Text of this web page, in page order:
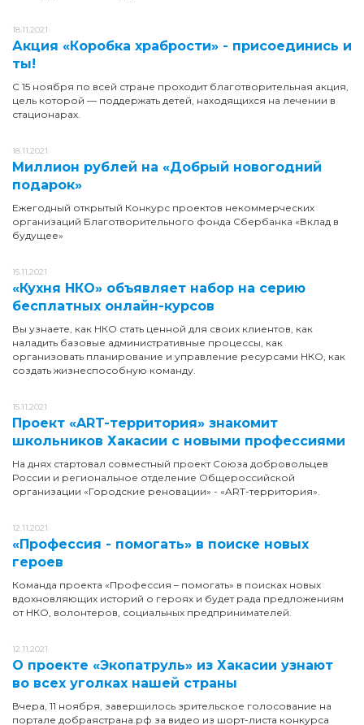
18.11.2021
Акция «Коробка храбрости» - присоединись и
ты!
С 15 ноября по всей стране проходит благотворительная акция,
цель которой — поддержать детей, находящихся на лечении в
стационарах.
18.11.2021
Миллион рублей на «Добрый новогодний
подарок»
Ежегодный открытый Конкурс проектов некоммерческих
организаций Благотворительного фонда Сбербанка «Вклад в
будущее»
15.11.2021
«Кухня НКО» объявляет набор на серию
бесплатных онлайн-курсов
Вы узнаете, как НКО стать ценной для своих клиентов, как
наладить базовые административные процессы, как
организовать планирование и управление ресурсами НКО, как
создать жизнеспособную команду.
15.11.2021
Проект «ART-территория» знакомит
школьников Хакасии с новыми профессиями
На днях стартовал совместный проект Союза добровольцев
России и региональное отделение Общероссийской
организации «Городские реновации» - «ART-территория».
12.11.2021
«Профессия - помогать» в поиске новых
героев
Команда проекта «Профессия – помогать» в поисках новых
вдохновляющих историй о героях и будет рада предложениям
от НКО, волонтеров, социальных предпринимателей.
12.11.2021
О проекте «Экопатруль» из Хакасии узнают
во всех уголках нашей страны
Вчера, 11 ноября, завершилось зрительское голосование на
портале добраястрана.рф за видео из шорт-листа конкурса